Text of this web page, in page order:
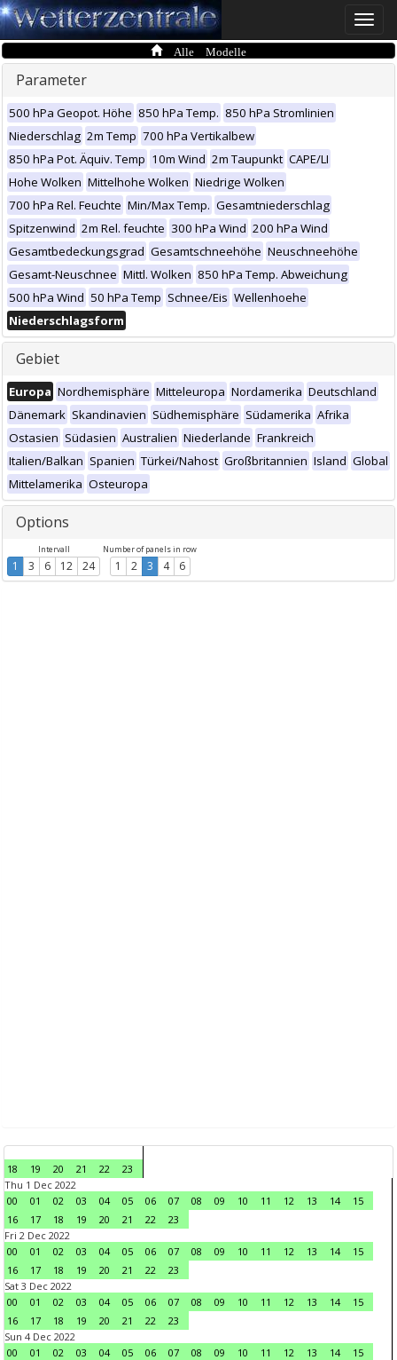
Toggle
Alle Modelle
Parameter
500 hPa Geopot. Höhe 850 hPa Temp. 850 hPa Stromlinien
Niederschlag 2m Temp 700 hPa Vertikalbew
850 hPa Pot. Äquiv. Temp 10m Wind 2m Taupunkt CAPE/LI
Hohe Wolken Mittelhohe Wolken Niedrige Wolken
700 hPa Rel. Feuchte Min/Max Temp. Gesamtniederschlag
Spitzenwind 2m Rel. feuchte 300 hPa Wind 200 hPa Wind
Gesamtbedeckungsgrad Gesamtschneehöhe Neuschneehöhe
Gesamt-Neuschnee Mittl. Wolken 850 hPa Temp. Abweichung
500 hPa Wind 50 hPa Temp Schnee/Eis Wellenhoehe
Niederschlagsform
Gebiet
Europa Nordhemisphäre Mitteleuropa Nordamerika Deutschland
Dänemark Skandinavien Südhemisphäre Südamerika Afrika
Ostasien Südasien Australien Niederlande Frankreich
Italien/Balkan Spanien Türkei/Nahost Großbritannien Island Global
Mittelamerika Osteuropa
Options
Intervall
1 3 6 12 24
Number of panels in row
1 2 3 4 6
18 19 20 21 22
23
Thu 1 Dec 2022
00
01 02 03 04 05 06 07 08 09 10 11 12 13 14
15
16
17 18 19 20 21 22
23
Fri 2 Dec 2022
00
01 02 03 04 05 06 07 08 09 10 11 12 13 14
15
16
17 18 19 20 21 22
23
Sat 3 Dec 2022
00
01 02 03 04 05 06 07 08 09 10 11 12 13 14
15
16
17 18 19 20 21 22
23
Sun 4 Dec 2022
00
01 02 03 04 05 06 07 08 09 10 11 12 13 14
15